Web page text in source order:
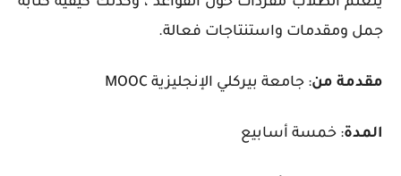
جمل ومقدمات واستنتاجات فعالة.
مقدمة من: جامعة بيركلي الإنجليزية MOOC
المدة: خمسة أسابيع